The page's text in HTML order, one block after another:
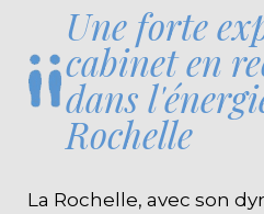
Une forte
cabinet en
dans
Rochelle
La Rochelle, avec son